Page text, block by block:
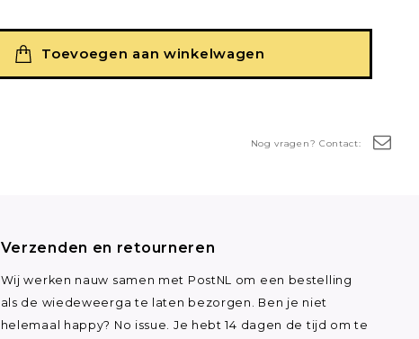
Nog vragen? Contact:
Toevoegen aan winkelwagen
Verzenden en retourneren
Wij werken nauw samen met PostNL om een bestelling
als de wiedeweerga te laten bezorgen. Ben je niet
helemaal happy? No issue. Je hebt 14 dagen de tijd om te